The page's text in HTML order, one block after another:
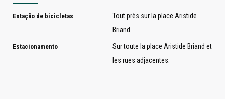
Estação de bicicletas
Tout près sur la place Aristide
Briand.
Estacionamento
Sur toute la place Aristide Briand et
les rues adjacentes.